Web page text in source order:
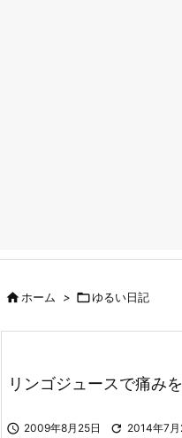
ホーム > ゆるい日記
リンゴジュースで痛み
 2009年8月25日  2014年7月